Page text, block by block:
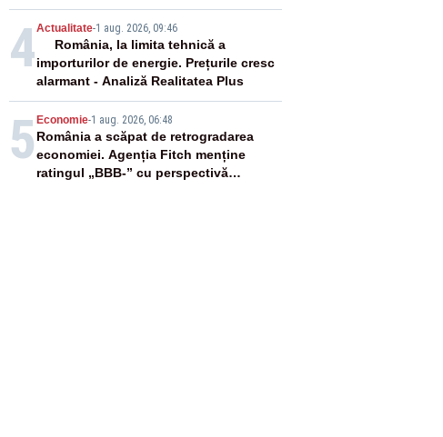
4Actualitate-1 aug. 2026, 09:46
România, la limita tehnică a
importurilor de energie. Prețurile cresc
alarmant - Analiză Realitatea Plus
5 Economie-1 aug. 2026, 06:48
România a scăpat de retrogradarea
economiei. Agenția Fitch menține
ratingul „BBB-” cu perspectivă